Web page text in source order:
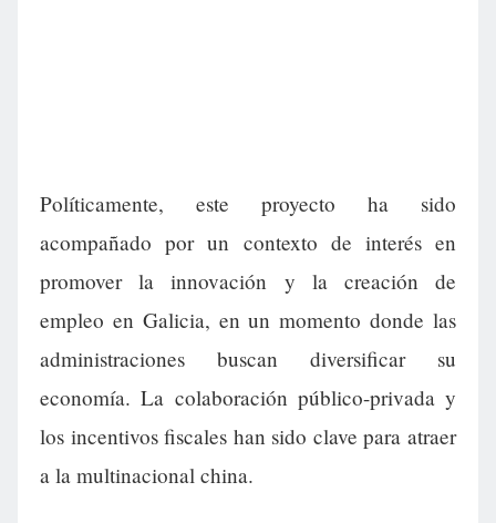
Políticamente, este proyecto ha sido
acompañado por un contexto de interés en
promover la innovación y la creación de
empleo en Galicia, en un momento donde las
administraciones buscan diversificar su
economía. La colaboración público-privada y
los incentivos fiscales han sido clave para atraer
a la multinacional china.